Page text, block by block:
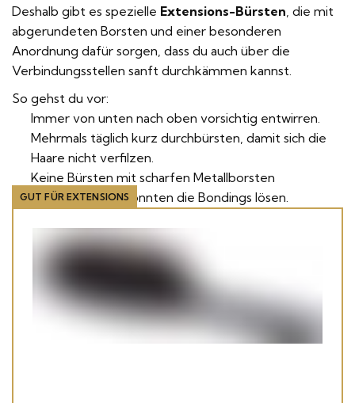
Deshalb gibt es spezielle Extensions-Bürsten , die mit
abgerundeten Borsten und einer besonderen
Anordnung dafür sorgen, dass du auch über die
Verbindungsstellen sanft durchkämmen kannst.
So gehst du vor:
Immer von unten nach oben vorsichtig entwirren.
Mehrmals täglich kurz durchbürsten, damit sich die
Haare nicht verfilzen.
Keine Bürsten mit scharfen Metallborsten
verwenden, sie könnten die Bondings lösen.
GUT FÜR EXTENSIONS